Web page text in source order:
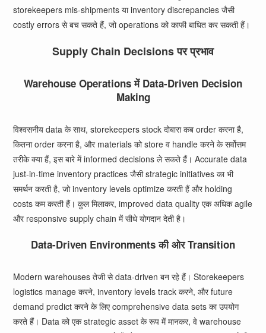
storekeepers mis-shipments या inventory discrepancies जैसी
costly errors से बच सकते हैं, जो operations को काफी बाधित कर सकती हैं।
Supply Chain Decisions पर प्रभाव
Warehouse Operations में Data-Driven Decision
Making
विश्वसनीय data के साथ, storekeepers stock दोबारा कब order करना है,
कितना order करना है, और materials को store व handle करने के सर्वोत्तम
तरीके क्या हैं, इस बारे में informed decisions ले सकते हैं। Accurate data
just-in-time inventory practices जैसी strategic initiatives का भी
समर्थन करती है, जो inventory levels optimize करती हैं और holding
costs कम करती हैं। कुल मिलाकर, improved data quality एक अधिक agile
और responsive supply chain में सीधे योगदान देती है।
Data-Driven Environments की ओर Transition
Modern warehouses तेजी से data-driven बन रहे हैं। Storekeepers
logistics manage करने, inventory levels track करने, और future
demand predict करने के लिए comprehensive data sets का उपयोग
करते हैं। Data को एक strategic asset के रूप में मानकर, वे warehouse